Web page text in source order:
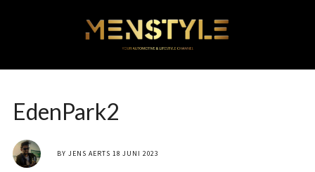
EdenPark2
BY JENS AERTS 18 JUNI 2023